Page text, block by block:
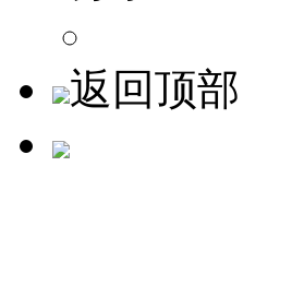
返回顶部